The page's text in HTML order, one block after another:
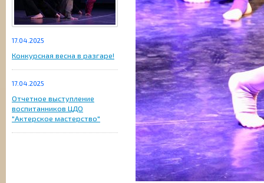
17.04.2025
Конкурсная весна в разгаре!
17.04.2025
Отчетное выступление
воспитанников ЦДО
"Актерское мастерство"